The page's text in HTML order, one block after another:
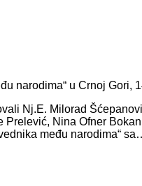
narodima“ u Crnoj Gori,
Nj.E. Milorad
Nina Ofner
među narodima“